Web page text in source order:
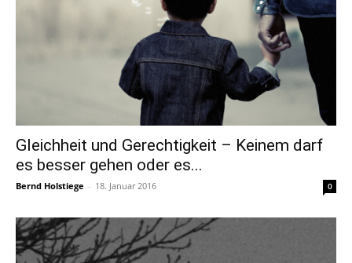
Gleichheit und Gerechtigkeit – Keinem darf
es besser gehen oder es...
Bernd Holstiege - 18. Januar 2016 0